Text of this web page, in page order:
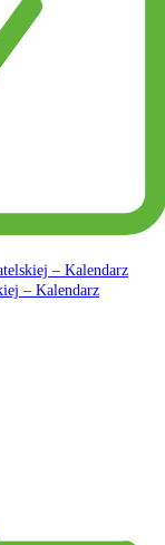
– Kalendarz